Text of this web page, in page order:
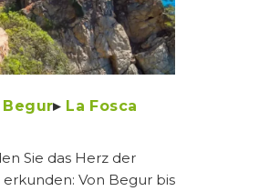
Begur▸La Fosca
Sie das Herz der
erkunden: Von Begur bis